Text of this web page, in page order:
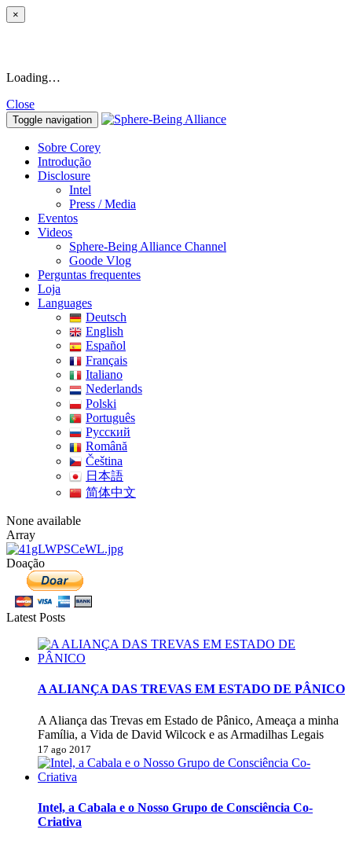
×
Loading…
Close
Toggle navigation
Sobre Corey
Introdução
Disclosure
Intel
Press / Media
Eventos
Videos
Sphere-Being Alliance Channel
Goode Vlog
Perguntas frequentes
Loja
Languages
Deutsch
English
Español
Français
Italiano
Nederlands
Polski
Português
Pусский
Română
Čeština
日本語
简体中文
None available
Array
Doação
Latest Posts
A ALIANÇA DAS TREVAS EM ESTADO DE PÂNICO
A Aliança das Trevas em Estado de Pânico, Ameaça a minha
Família, a Vida de David Wilcock e as Armadilhas Legais
17 ago 2017
Intel, a Cabala e o Nosso Grupo de Consciência Co-
Criativa